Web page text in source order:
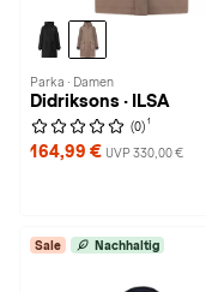
Parka · Damen
Didriksons · ILSA
(0) 1
164,99 € UVP 330,00 €
Sale Nachhaltig